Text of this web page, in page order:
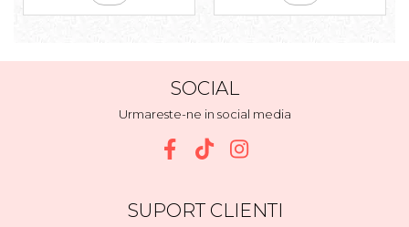
SOCIAL
Urmareste-ne in social media
SUPORT CLIENTI